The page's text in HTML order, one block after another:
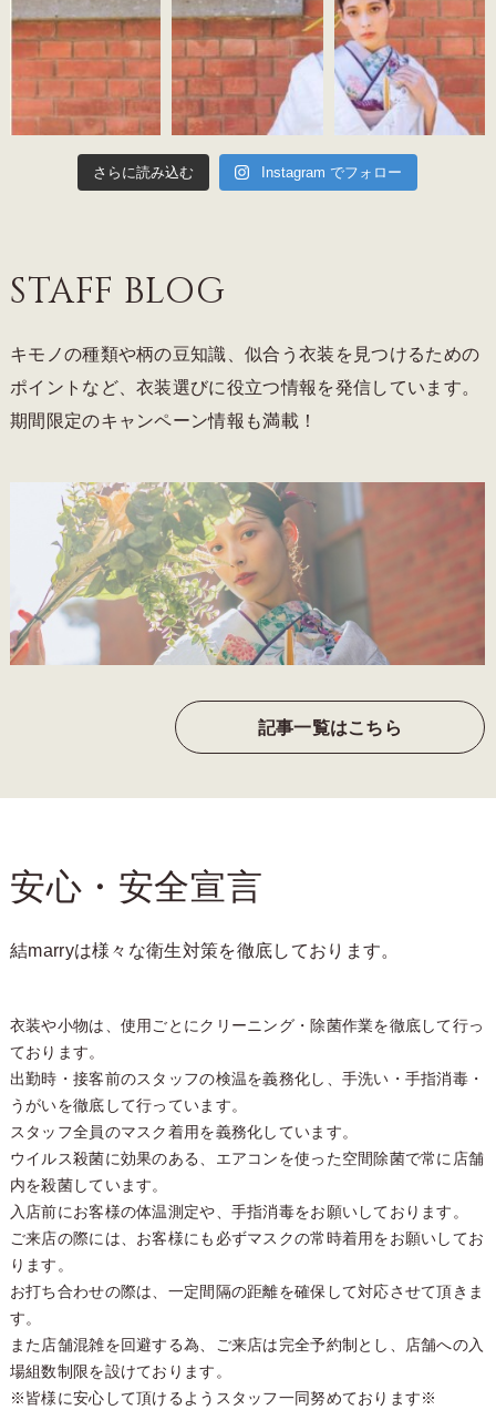
さらに読み込む Instagram でフォロー
STAFF BLOG
キモノの種類や柄の豆知識、似合う衣装を見つけるための
ポイントなど、衣装選びに役立つ情報を発信しています。
期間限定のキャンペーン情報も満載！
記事一覧はこちら
安心・安全宣言
結marryは様々な衛生対策を徹底しております。
衣装や小物は、使用ごとにクリーニング・除菌作業を徹底して行っ
ております。
出勤時・接客前のスタッフの検温を義務化し、手洗い・手指消毒・
うがいを徹底して行っています。
スタッフ全員のマスク着用を義務化しています。
ウイルス殺菌に効果のある、エアコンを使った空間除菌で常に店舗
内を殺菌しています。
入店前にお客様の体温測定や、手指消毒をお願いしております。
ご来店の際には、お客様にも必ずマスクの常時着用をお願いしてお
ります。
お打ち合わせの際は、一定間隔の距離を確保して対応させて頂きま
す。
また店舗混雑を回避する為、ご来店は完全予約制とし、店舗への入
場組数制限を設けております。
※皆様に安心して頂けるようスタッフ一同努めております※